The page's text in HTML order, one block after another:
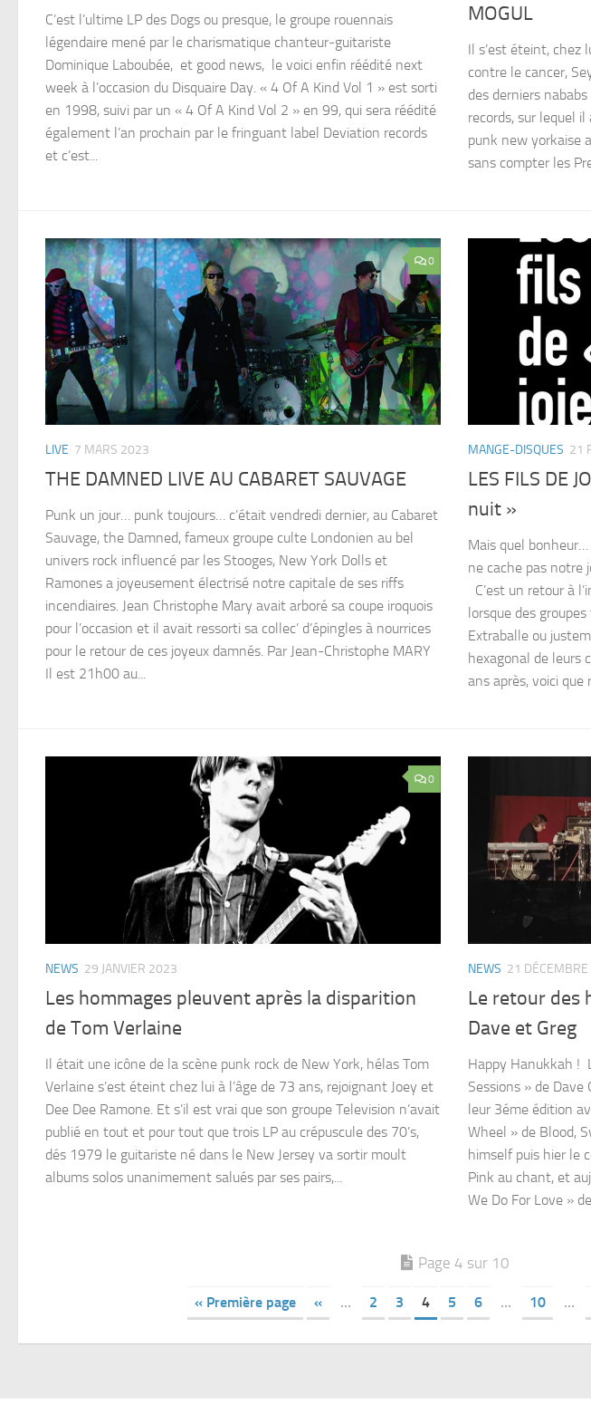
C’est l’ultime LP des Dogs ou presque, le groupe rouennais
légendaire mené par le charismatique chanteur-guitariste
Dominique Laboubée, et good news, le voici enfin réédité next
week à l’occasion du Disquaire Day. « 4 Of A Kind Vol 1 » est sorti
en 1998, suivi par un « 4 Of A Kind Vol 2 » en 99, qui sera réédité
également l’an prochain par le fringuant label Deviation records
et c’est...
MOGUL
Il s’est éteint, chez
contre le cancer,
des derniers
records, sur lequel
punk new yorkaise
sans compter les
0
LIVE 7 MARS 2023
THE DAMNED LIVE AU CABARET SAUVAGE
Punk un jour… punk toujours… c’était vendredi dernier, au Cabaret
Sauvage, the Damned, fameux groupe culte Londonien au bel
univers rock influencé par les Stooges, New York Dolls et
Ramones a joyeusement électrisé notre capitale de ses riffs
incendiaires. Jean Christophe Mary avait arboré sa coupe iroquois
pour l’occasion et il avait ressorti sa collec’ d’épingles à nourrices
pour le retour de ces joyeux damnés. Par Jean-Christophe MARY
Il est 21h00 au...
MANGE-DISQUES 21
LES FILS DE
nuit »
Mais quel
ne cache pas notre
C’est un retour à
lorsque des
Extraballe ou
hexagonal de leurs
ans après, voici que
0
NEWS 29 JANVIER 2023
Les hommages pleuvent après la disparition
de Tom Verlaine
Il était une icône de la scène punk rock de New York, hélas Tom
Verlaine s’est éteint chez lui à l’âge de 73 ans, rejoignant Joey et
Dee Dee Ramone. Et s’il est vrai que son groupe Television n’avait
publié en tout et pour tout que trois LP au crépuscule des 70’s,
dés 1979 le guitariste né dans le New Jersey va sortir moult
albums solos unanimement salués par ses pairs,...
NEWS 21
Le retour des
Dave et Greg
Happy Hanukkah !
Sessions » de
leur 3éme édition
Wheel » de Blood,
himself puis hier le
Pink au chant, et
We Do For Love »
Page 4 sur 10
« Première page « … 2 3 4 5 6 … 10 …